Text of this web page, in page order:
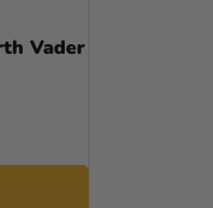
Vader